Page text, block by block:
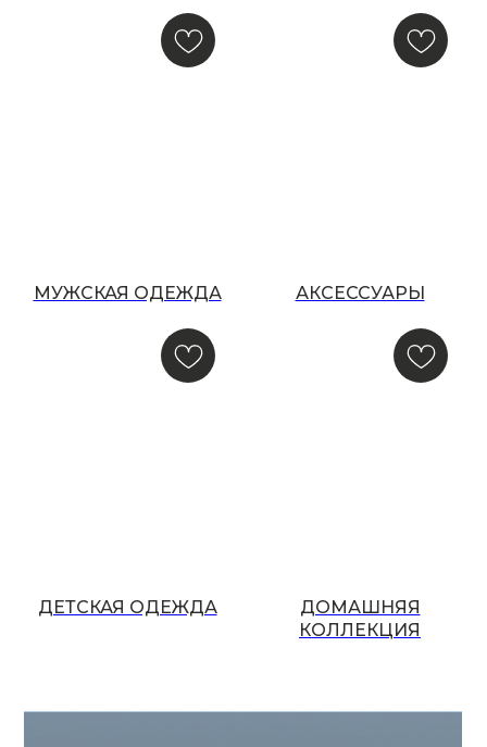
МУЖСКАЯ ОДЕЖДА АКСЕССУАРЫ
ДЕТСКАЯ ОДЕЖДА
ДОМАШНЯЯ
КОЛЛЕКЦИЯ
ООО «МИР КАШЕМИРА» © 2023